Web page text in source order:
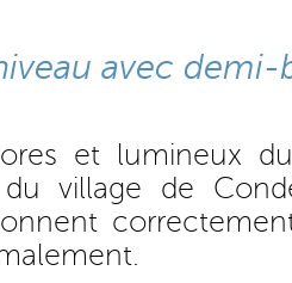
avec
et lumineux
village de